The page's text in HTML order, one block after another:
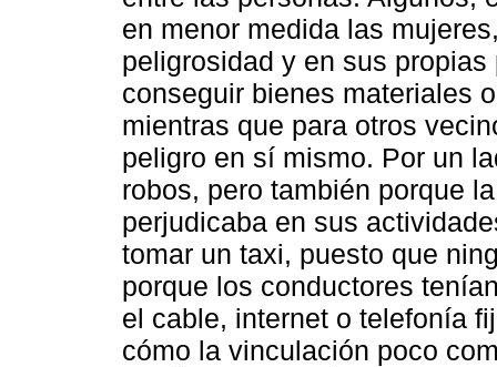
en menor medida las
peligrosidad y en sus propias
conseguir bienes materiales
mientras que para otros
peligro en sí mismo. Por un
robos, pero también porque
perjudicaba en sus
tomar un taxi, puesto que
porque los conductores
el cable, internet o telefonía
cómo la vinculación poco